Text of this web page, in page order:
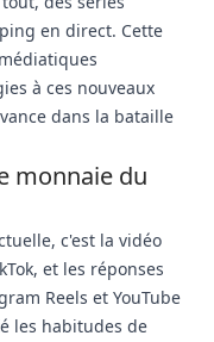
en direct. Cette
à ces nouveaux
dans la bataille
monnaie du
c'est la vidéo
et les réponses
Reels et YouTube
les habitudes de